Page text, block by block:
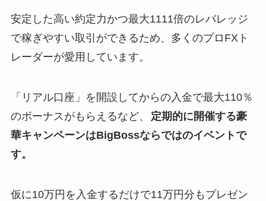
安定した高い約定力かつ最大1111倍のレバレッジ
で稼ぎやすい取引ができるため、多くのプロFXト
レーダーが愛用しています。
「リアル口座」を開設してからの入金で最大110％
のボーナスがもらえるなど、
定期的に開催する豪
華キャンペーンはBigBossならではのイベントで
す。
仮に10万円を入金するだけで11万円分もプレゼン